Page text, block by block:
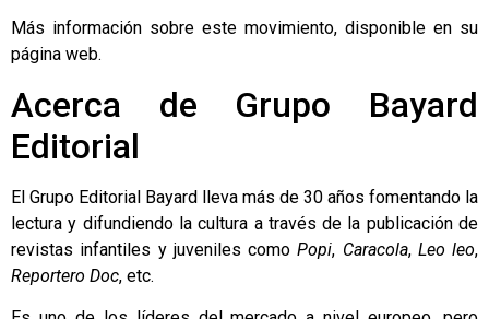
Más información sobre este movimiento, disponible en su
página web.
Acerca de Grupo Bayard
Editorial
El Grupo Editorial Bayard lleva más de 30 años fomentando la
lectura y difundiendo la cultura a través de la publicación de
revistas infantiles y juveniles comoPopi, Caracola, Leo leo,
Reportero Doc, etc.